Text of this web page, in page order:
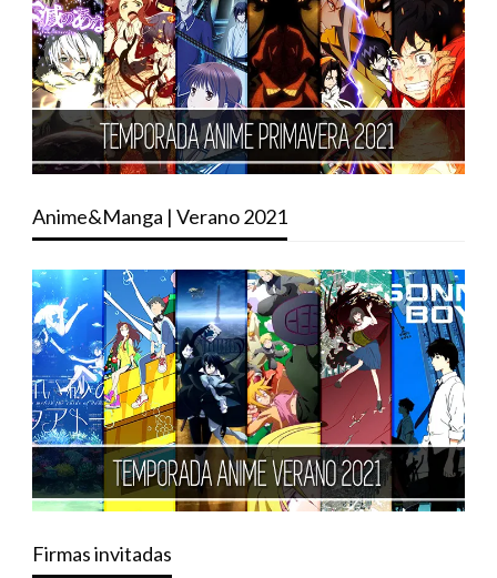
Anime&Manga | Verano 2021
Firmas invitadas